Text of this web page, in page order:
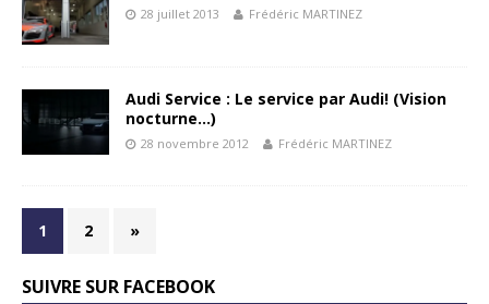
28 juillet 2013 Frédéric MARTINEZ
Audi Service : Le service par Audi! (Vision
nocturne…)
28 novembre 2012 Frédéric MARTINEZ
1 2 »
SUIVRE SUR FACEBOOK